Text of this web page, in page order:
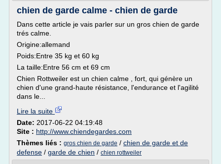
chien de garde calme - chien de garde
Dans cette article je vais parler sur un gros chien de garde
trés calme.
Origine:allemand
Poids:Entre 35 kg et 60 kg
La taille:Entre 56 cm et 69 cm
Chien Rottweiler est un chien calme , fort, qui génère un
chien d'une grand-haute résistance, l'endurance et l'agilité
dans le...
Lire la suite
Date: 2017-06-22 04:19:48
Site : http://www.chiendegardes.com
Thèmes liés : gros chien de garde / chien de garde et de
defense / garde de chien / chien rottweiler